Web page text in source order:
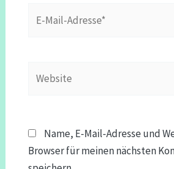
Mail-
Name, E-Mail-Adresse und
Browser für meinen nächsten